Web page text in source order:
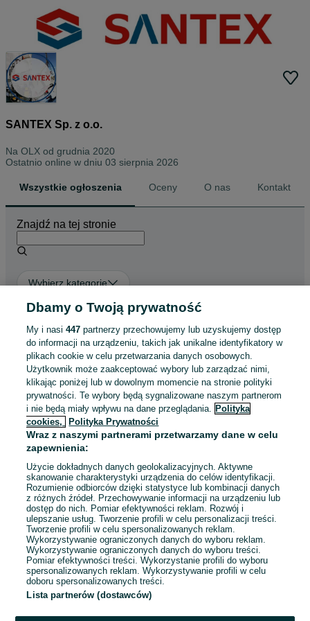
SANTEX Sp. z o.o.
Na OLX od grudnia 2020
Ostatnio online w dniu 03 sierpnia 2026
Wszystkie ogłoszenia Oceny O nas Kontakt
Znajdź na tej stronie
Wybierz kategorię
ZNALEŹLIŚMY 0
Sortowanie Opcje przeglądania
Przepraszamy, nie znaleźliśmy tego,
czego szukasz.
Dbamy o Twoją prywatność
My i nasi447 partnerzy przechowujemy lub uzyskujemy dostęp
do informacji na urządzeniu, takich jak unikalne identyfikatory w
plikach cookie w celu przetwarzania danych osobowych.
Użytkownik może zaakceptować wybory lub zarządzać nimi,
klikając poniżej lub w dowolnym momencie na stronie polityki
prywatności. Te wybory będą sygnalizowane naszym partnerom
i nie będą miały wpływu na dane przeglądania. Polityka
cookies,
Polityka Prywatności
Wraz z naszymi partnerami przetwarzamy dane w celu
zapewnienia:
Użycie dokładnych danych geolokalizacyjnych. Aktywne
skanowanie charakterystyki urządzenia do celów identyfikacji.
Rozumienie odbiorców dzięki statystyce lub kombinacji danych
z różnych źródeł. Przechowywanie informacji na urządzeniu lub
dostęp do nich. Pomiar efektywności reklam. Rozwój i
ulepszanie usług. Tworzenie profili w celu personalizacji treści.
Tworzenie profili w celu spersonalizowanych reklam.
Wykorzystywanie ograniczonych danych do wyboru reklam.
Wykorzystywanie ograniczonych danych do wyboru treści.
Pomiar efektywności treści. Wykorzystanie profili do wyboru
spersonalizowanych reklam. Wykorzystywanie profili w celu
doboru spersonalizowanych treści.
Lista partnerów (dostawców)